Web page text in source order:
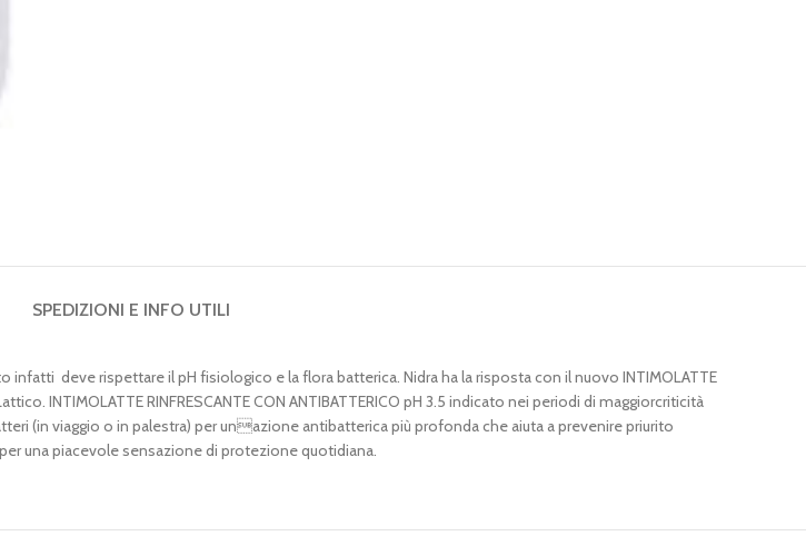
SPEDIZIONI E INFO UTILI
deve rispettare il pH fisiologico e la flora batterica. Nidra ha la risposta con il nuovo INTIMOLATTE
INTIMOLATTE RINFRESCANTE CON ANTIBATTERICO pH 3.5 indicato nei periodi di maggiorcriticità
(in viaggio o in palestra) per unazione antibatterica più profonda che aiuta a prevenire priurito
una piacevole sensazione di protezione quotidiana.